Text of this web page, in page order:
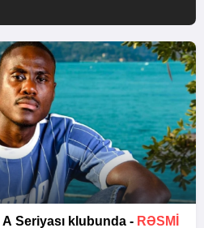
Seriyası klubunda - RƏSMİ